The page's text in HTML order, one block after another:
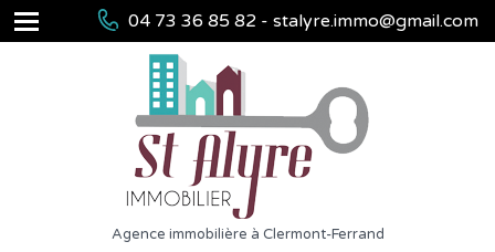
04 73 36 85 82 - stalyre.immo@gmail.com
Agence immobilière à Clermont-Ferrand